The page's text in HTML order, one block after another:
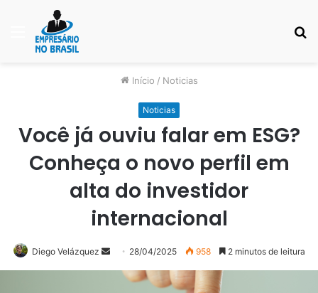
Menu
Início / Noticias
Noticias
Você já ouviu falar em ESG?
Conheça o novo perfil em
alta do investidor
internacional
Diego Velázquez
Mande
um
28/04/2025 958 2 minutos de leitura